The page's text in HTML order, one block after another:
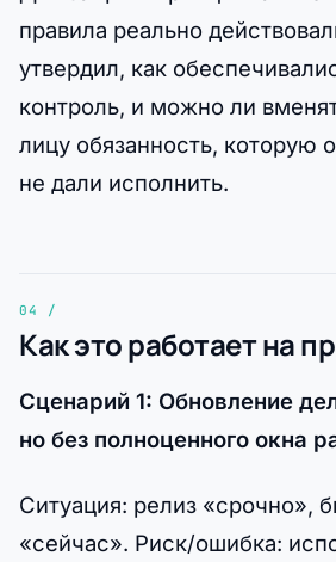
правила реально
утвердил, как
контроль, и можно ли
лицу обязанность, которую
не дали исполнить.
Как это работает на
Сценарий 1: Обновление
но без полноценного окна
Ситуация: релиз «срочно»,
«сейчас». Риск/ошибка: